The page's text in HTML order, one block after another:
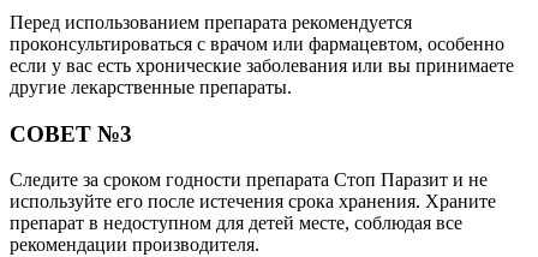
Перед использованием препарата рекомендуется
проконсультироваться с врачом или фармацевтом, особенно
если у вас есть хронические заболевания или вы принимаете
другие лекарственные препараты.
СОВЕТ №3
Следите за сроком годности препарата Стоп Паразит и не
используйте его после истечения срока хранения. Храните
препарат в недоступном для детей месте, соблюдая все
рекомендации производителя.